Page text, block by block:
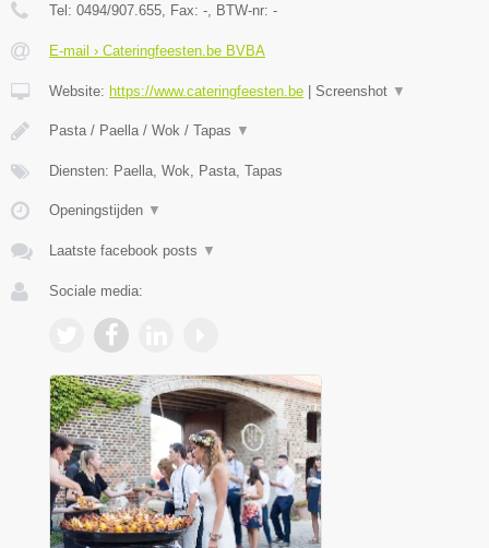
Tel: 0494/907.655 , Fax: - , BTW-nr: -
E-mail › Cateringfeesten.be BVBA
Website: https://www.cateringfeesten.be Screenshot ▼
Pasta / Paella / Wok / Tapas ▼
Diensten: Paella, Wok, Pasta, Tapas
Openingstijden ▼
Laatste facebook posts ▼
Sociale media: